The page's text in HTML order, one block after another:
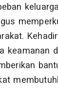
keamanan